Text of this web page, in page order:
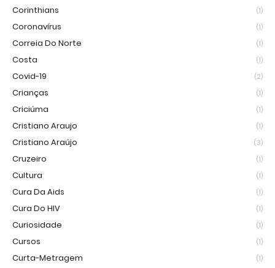
Corinthians (1)
Coronavírus (1)
Correia Do Norte (1)
Costa (1)
Covid-19 (2)
Crianças (1)
Criciúma (1)
Cristiano Araujo (1)
Cristiano Araújo (3)
Cruzeiro (1)
Cultura (1)
Cura Da Aids (1)
Cura Do HIV (1)
Curiosidade (1)
Cursos (1)
Curta-Metragem (1)